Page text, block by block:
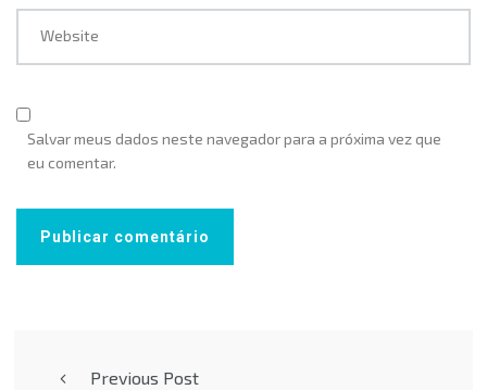
Website
Salvar meus dados neste navegador para a próxima vez que
eu comentar.
Previous Post